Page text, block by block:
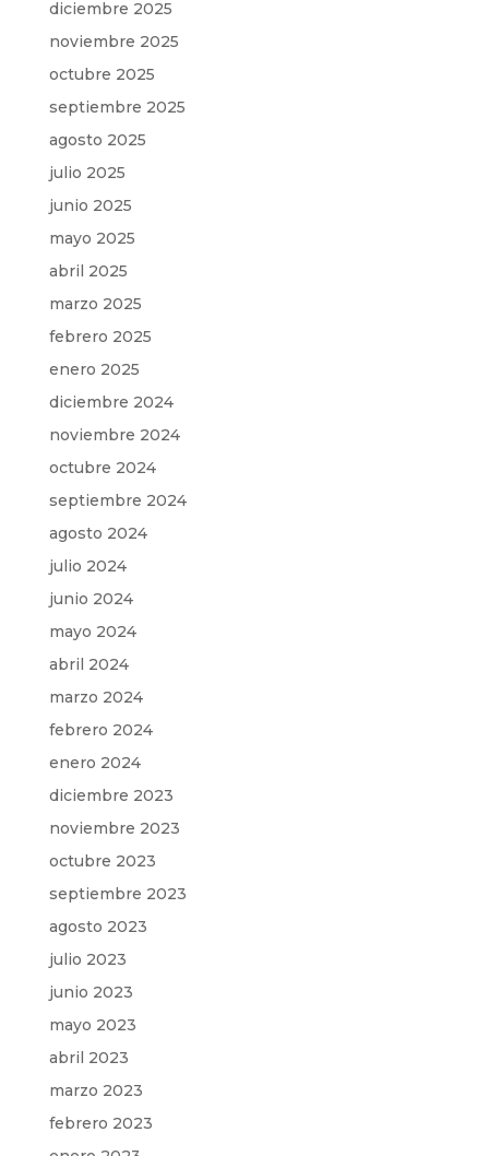
diciembre 2025
noviembre 2025
octubre 2025
septiembre 2025
agosto 2025
julio 2025
junio 2025
mayo 2025
abril 2025
marzo 2025
febrero 2025
enero 2025
diciembre 2024
noviembre 2024
octubre 2024
septiembre 2024
agosto 2024
julio 2024
junio 2024
mayo 2024
abril 2024
marzo 2024
febrero 2024
enero 2024
diciembre 2023
noviembre 2023
octubre 2023
septiembre 2023
agosto 2023
julio 2023
junio 2023
mayo 2023
abril 2023
marzo 2023
febrero 2023